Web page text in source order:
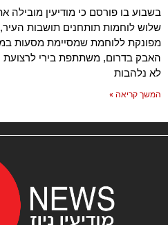
בשבוע בו פורסם כי מודיעין מובילה
שלוש לוחמות תותחנים תושבות
מפונקת ללוחמת שמסיימת מסעות
האבק בדרום, משתתפת בירי לרצועת
לא נלהבות
המשך קריאה »